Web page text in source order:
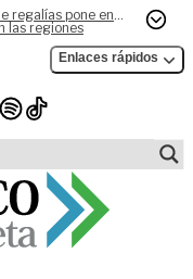
regalías pone en
las regiones
Enlaces rápidos